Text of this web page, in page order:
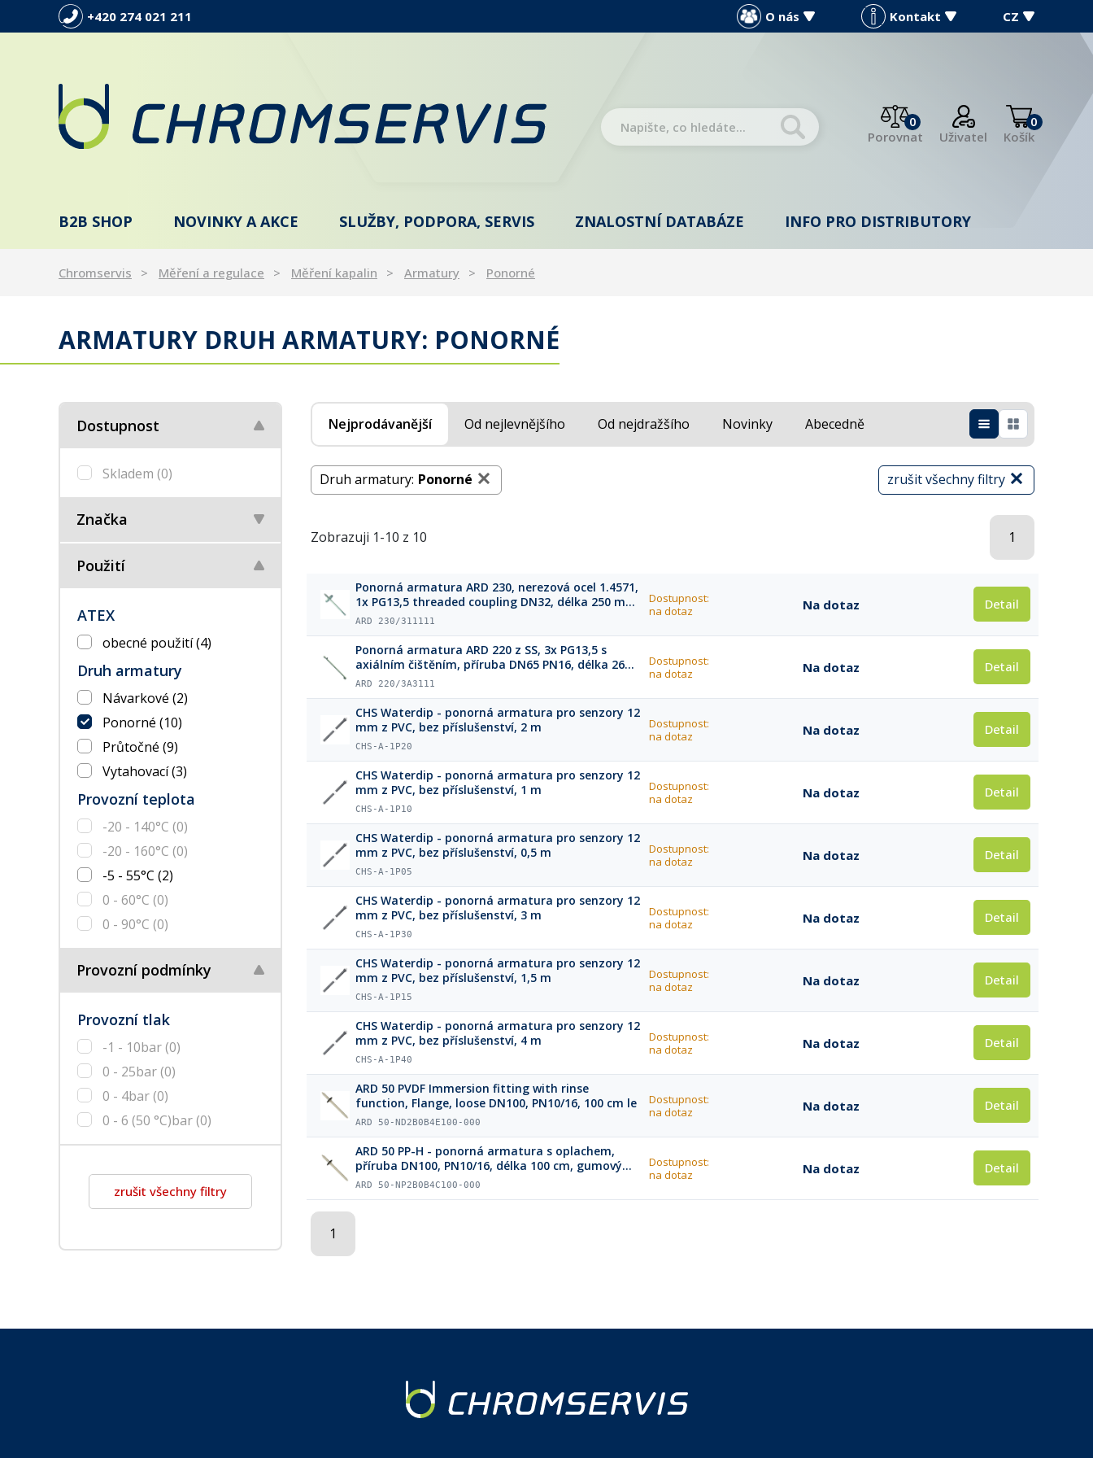
+420 274 021 211 O nás Kontakt CZ
0
Porovnat
Uživatel
0
Košík
B2B SHOP NOVINKY A AKCE SLUŽBY, PODPORA, SERVIS ZNALOSTNÍ DATABÁZE INFO PRO DISTRIBUTORY
Chromservis Měření a regulace Měření kapalin Armatury Ponorné
ARMATURY DRUH ARMATURY: PONORNÉ
Dostupnost
Skladem (0)
Značka
Použití
ATEX
obecné použití(4)
Druh armatury
Návarkové (2)
Ponorné (10)
Průtočné (9)
Vytahovací(3)
Provozní teplota
-20 - 140°C (0)
-20 - 160°C (0)
-5 - 55°C (2)
0 - 60°C (0)
0 - 90°C (0)
Provozní podmínky
Provozní tlak
-1 - 10bar(0)
0 - 25bar(0)
0 - 4bar(0)
0 - 6 (50 °C)bar(0)
zrušit všechny filtry
Nejprodávanější Od nejlevnějšího Od nejdražšího Novinky Abecedně
zrušit všechny filtry
Druh armatury: Ponorné
Zobrazuji 1-10 z 10 1
Ponorná armatura ARD 230, nerezová ocel 1.4571,
1x PG13,5 threaded coupling DN32, délka 250 mm,
těsnění EPDM
ARD 230/311111
Dostupnost:
na dotaz
Na dotaz Detail
Ponorná armatura ARD 220 z SS, 3x PG13,5 s
axiálním čištěním, příruba DN65 PN16, délka 260
mm, těsnění EPDM
ARD 220/3A3111
Dostupnost:
na dotaz
Na dotaz Detail
CHS Waterdip - ponorná armatura pro senzory 12
mm z PVC, bez příslušenství, 2 m
CHS-A-1P20
Dostupnost:
na dotaz
Na dotaz Detail
CHS Waterdip - ponorná armatura pro senzory 12
mm z PVC, bez příslušenství, 1 m
CHS-A-1P10
Dostupnost:
na dotaz
Na dotaz Detail
CHS Waterdip - ponorná armatura pro senzory 12
mm z PVC, bez příslušenství, 0,5 m
CHS-A-1P05
Dostupnost:
na dotaz
Na dotaz Detail
CHS Waterdip - ponorná armatura pro senzory 12
mm z PVC, bez příslušenství, 3 m
CHS-A-1P30
Dostupnost:
na dotaz
Na dotaz Detail
CHS Waterdip - ponorná armatura pro senzory 12
mm z PVC, bez příslušenství, 1,5 m
CHS-A-1P15
Dostupnost:
na dotaz
Na dotaz Detail
CHS Waterdip - ponorná armatura pro senzory 12
mm z PVC, bez příslušenství, 4 m
CHS-A-1P40
Dostupnost:
na dotaz
Na dotaz Detail
ARD 50 PVDF Immersion fitting with rinse
function, Flange, loose DN100, PN10/16, 100 cm le
ARD 50-ND2B0B4E100-000
Dostupnost:
na dotaz
Na dotaz Detail
ARD 50 PP-H - ponorná armatura s oplachem,
příruba DN100, PN10/16, délka 100 cm, gumový
kryt pro kabely
ARD 50-NP2B0B4C100-000
Dostupnost:
na dotaz
Na dotaz Detail
1